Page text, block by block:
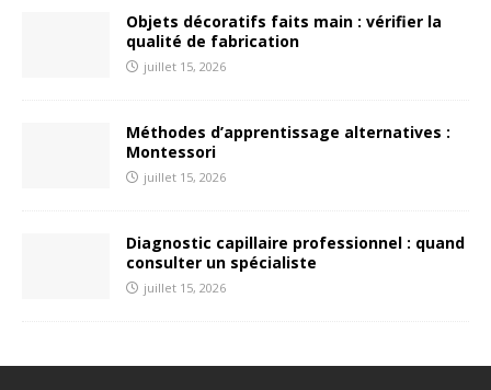
Objets décoratifs faits main : vérifier la
qualité de fabrication
juillet 15, 2026
Méthodes d’apprentissage alternatives :
Montessori
juillet 15, 2026
Diagnostic capillaire professionnel : quand
consulter un spécialiste
juillet 15, 2026